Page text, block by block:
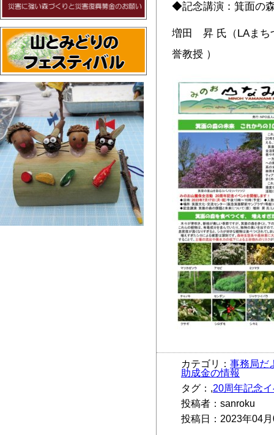
◆記念講演：箕面の
増田 昇 氏（LAまち
誉教授 ）
カテゴリ： 事務局だ
助成金の情報
タグ：,20周年記念
投稿者：sanroku
投稿日：2023年04